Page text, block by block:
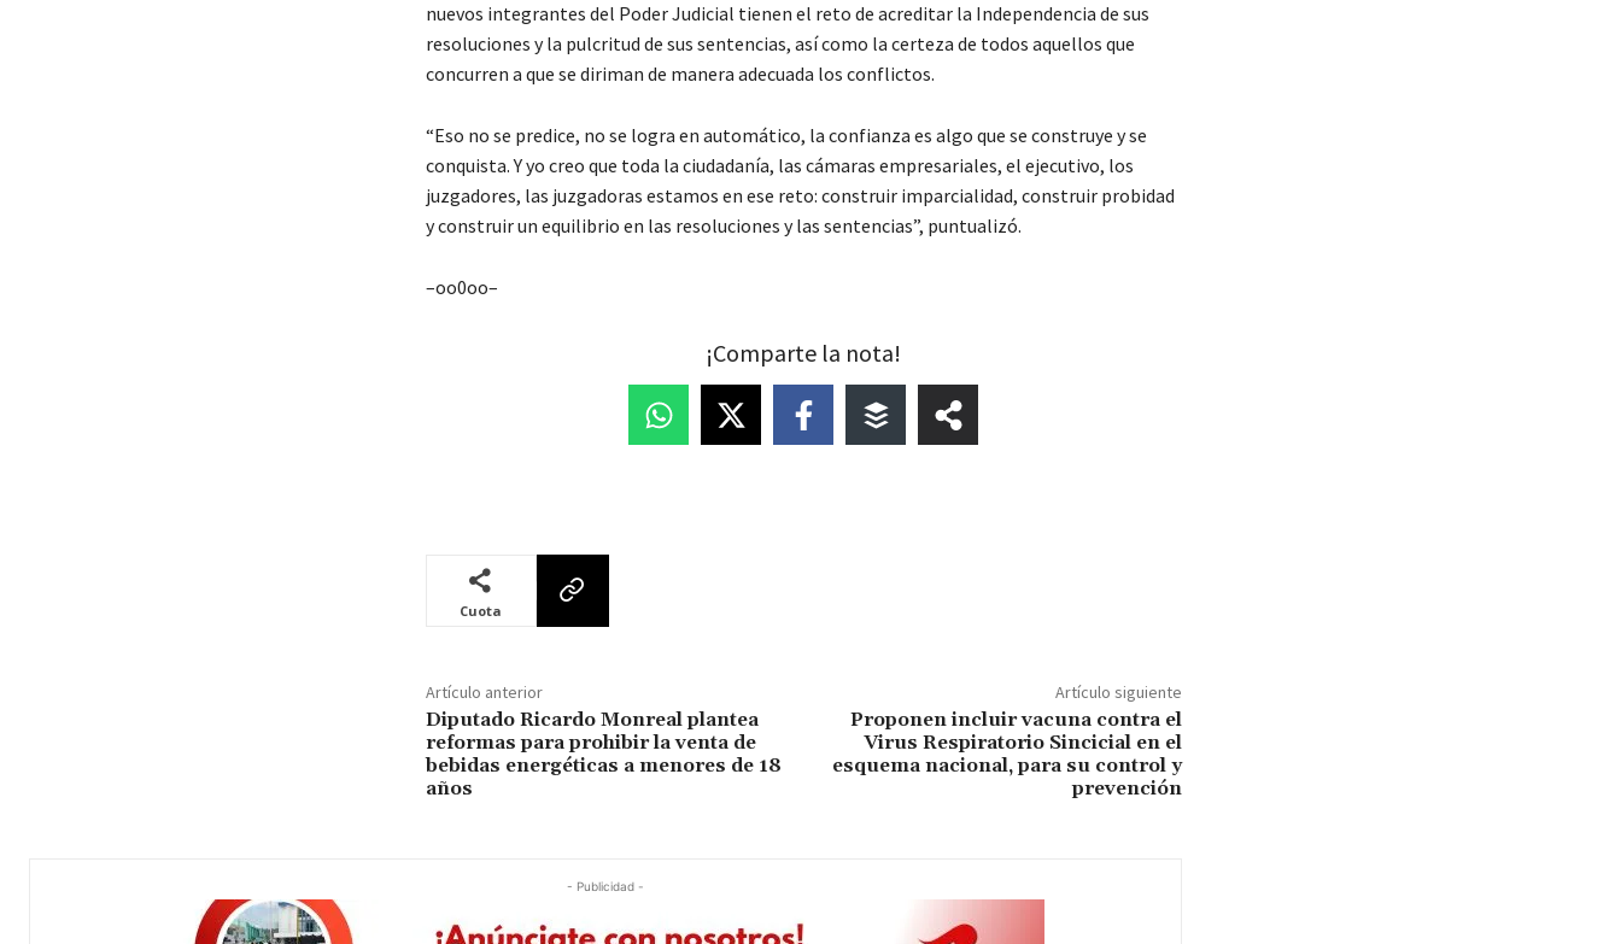
nuevos integrantes del Poder Judicial tienen el reto de acreditar la Independencia de sus
resoluciones y la pulcritud de sus sentencias, así como la certeza de todos aquellos que
concurren a que se diriman de manera adecuada los conflictos.
“Eso no se predice, no se logra en automático, la confianza es algo que se construye y se
conquista. Y yo creo que toda la ciudadanía, las cámaras empresariales, el ejecutivo, los
juzgadores, las juzgadoras estamos en ese reto: construir imparcialidad, construir probidad
y construir un equilibrio en las resoluciones y las sentencias”, puntualizó.
–oo0oo–
¡Comparte la nota!
Cuota
Artículo anterior
Diputado Ricardo Monreal plantea
reformas para prohibir la venta de
bebidas energéticas a menores de 18
años
Artículo siguiente
Proponen incluir vacuna contra el
Virus Respiratorio Sincicial en el
esquema nacional, para su control y
prevención
- Publicidad -